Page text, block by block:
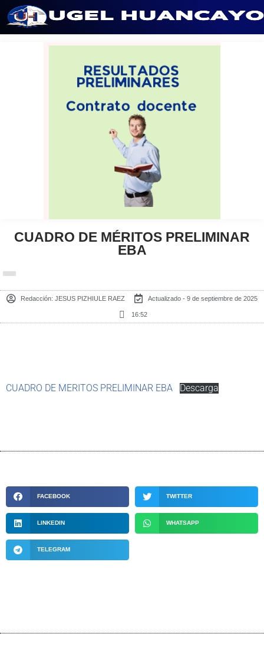
CUADRO DE MÉRITOS PRELIMINAR
EBA
Redacción: JESUS PIZHIULE RAEZ Actualizado - 9 de septiembre de 2025
16:52
CUADRO DE MERITOS PRELIMINAR EBA Descarga
FACEBOOK TWITTER
LINKEDIN WHATSAPP
TELEGRAM